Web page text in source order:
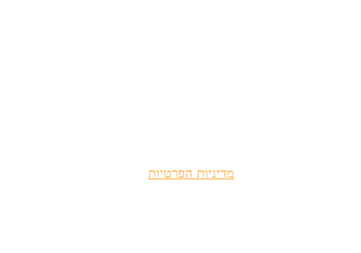
מדיניות הפרטיות